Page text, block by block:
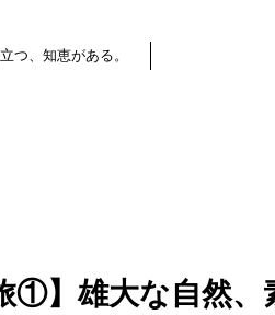
つ、知恵がある。
①】雄大な自然、